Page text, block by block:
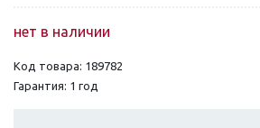
нет в наличии
Код товара: 189782
Гарантия: 1 год